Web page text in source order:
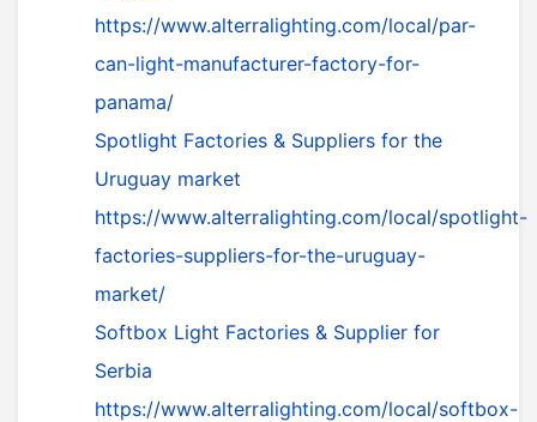
https://www.alterralighting.com/local/par-
can-light-manufacturer-factory-for-
panama/
Spotlight Factories & Suppliers for the
Uruguay market
https://www.alterralighting.com/local/spotlight-
factories-suppliers-for-the-uruguay-
market/
Softbox Light Factories & Supplier for
Serbia
https://www.alterralighting.com/local/softbox-